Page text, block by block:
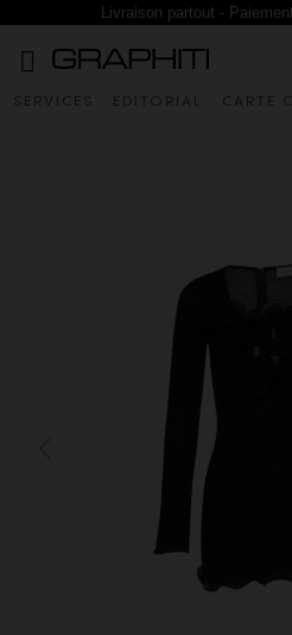
Livraison partout -
SERVICES EDITORIAL CARTE